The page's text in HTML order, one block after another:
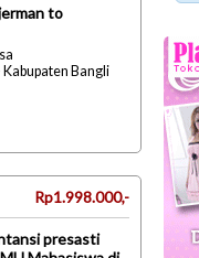
to
Kabupaten Bangli
Rp1.998.000,-
presasti